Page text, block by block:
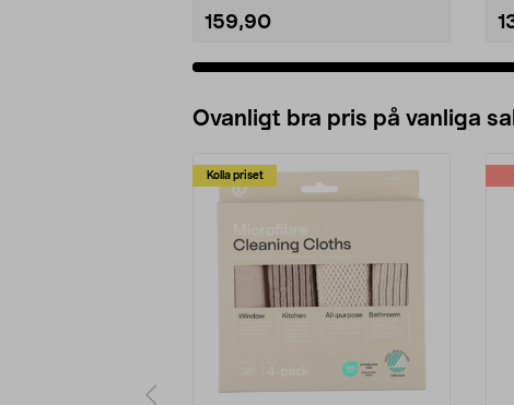
159,90
Ovanligt bra pris på vanliga
Kolla priset